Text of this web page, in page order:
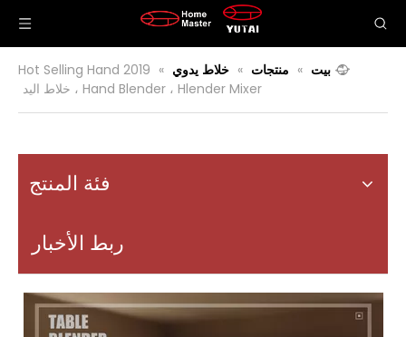
بيت » منتجات » خلاط يدوي »
2019 Hot Selling Hand
Hand Blender ، Hlender Mixer ، خلاط اليد
فئة المنتج
ربط الأخبار